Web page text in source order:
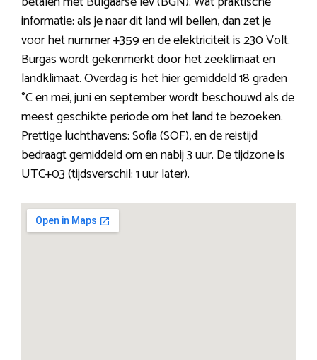
informatie: als je naar dit land wil bellen, dan zet je
voor het nummer +359 en de elektriciteit is 230 Volt.
Burgas wordt gekenmerkt door het zeeklimaat en
landklimaat. Overdag is het hier gemiddeld 18 graden
°C en mei, juni en september wordt beschouwd als de
meest geschikte periode om het land te bezoeken.
Prettige luchthavens: Sofia (SOF), en de reistijd
bedraagt gemiddeld om en nabij 3 uur. De tijdzone is
UTC+03 (tijdsverschil: 1 uur later).